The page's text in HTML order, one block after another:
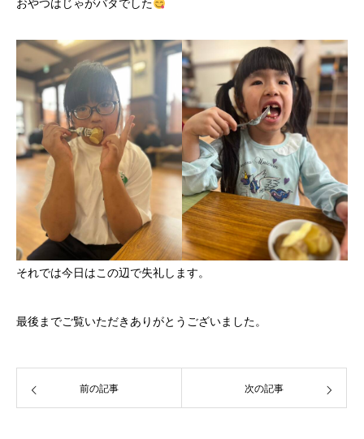
おやつはじゃがバタでした
それでは今日はこの辺で失礼します。
最後までご覧いただきありがとうございました。
前の記事 次の記事